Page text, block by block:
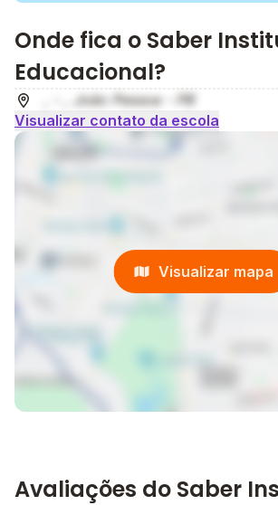
Onde fica o Saber
Educacional?
, - , João Pessoa - PB
Visualizar contato da escola
Visualizar mapa
Avaliações do Saber